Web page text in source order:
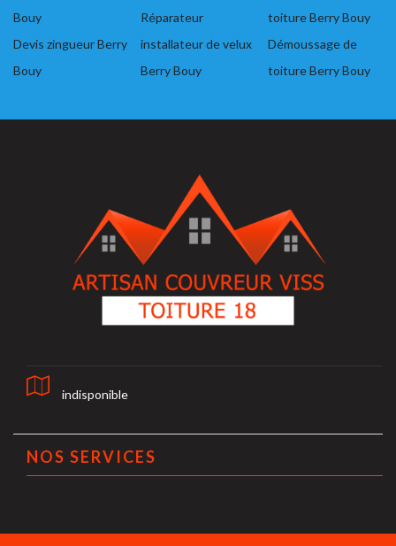
Bouy
Devis zingueur Berry
Bouy
Réparateur
installateur de velux
Berry Bouy
toiture Berry Bouy
Démoussage de
toiture Berry Bouy
indisponible
NOS SERVICES